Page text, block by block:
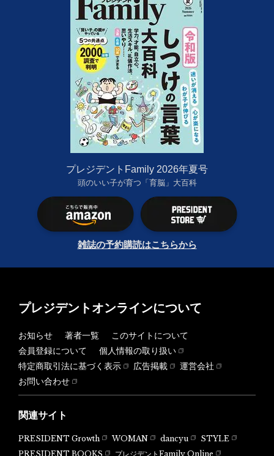
プレジデントFamily 2026年夏号
頭のいい子が育つ「育脳」大百科
雑誌の予約購読はこちらから
プレジデントオンラインについて
お知らせ 著者一覧
このサイトについて
会員登録について
個人情報の取り扱い
特定商取引法に基づく表示
広告掲載
運営会社
お問い合わせ
関連サイト
PRESIDENT Growth WOMAN dancyu
STYLE
PRESIDENT BOOKS
プレジデントFamily Online